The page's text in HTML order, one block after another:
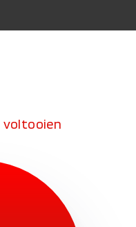
voltooien